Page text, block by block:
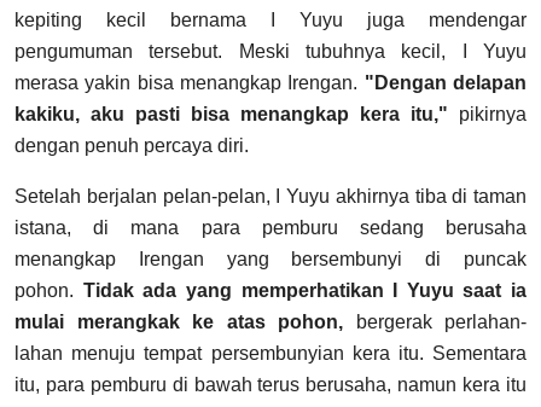
kepiting kecil bernama I Yuyu juga mendengar
pengumuman tersebut. Meski tubuhnya kecil, I Yuyu
merasa yakin bisa menangkap Irengan. "Dengan delapan
kakiku, aku pasti bisa menangkap kera itu," pikirnya
dengan penuh percaya diri.
Setelah berjalan pelan-pelan, I Yuyu akhirnya tiba di taman
istana, di mana para pemburu sedang berusaha
menangkap Irengan yang bersembunyi di puncak
pohon. Tidak ada yang memperhatikan I Yuyu saat ia
mulai merangkak ke atas pohon, bergerak perlahan-
lahan menuju tempat persembunyian kera itu. Sementara
itu, para pemburu di bawah terus berusaha, namun kera itu